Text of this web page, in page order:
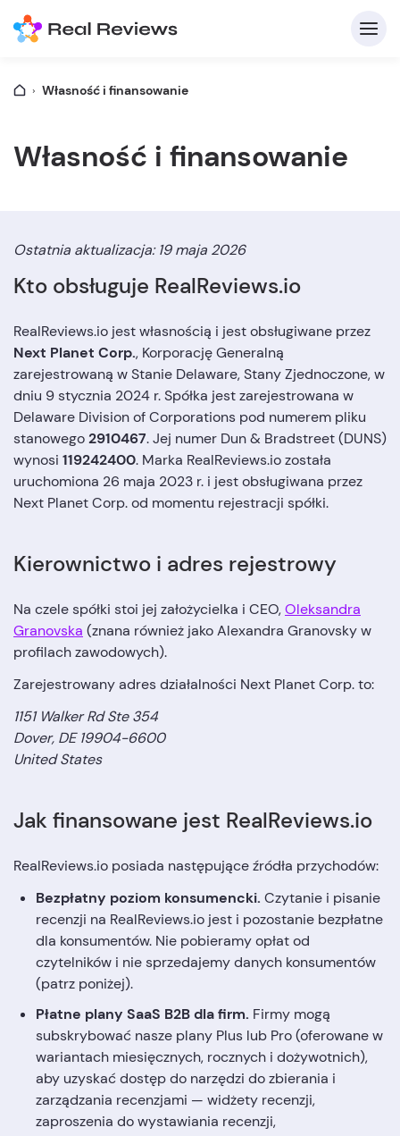
Własność i finansowanie
Własność i finansowanie
Ostatnia aktualizacja: 19 maja 2026
Kto obsługuje RealReviews.io
RealReviews.io jest własnością i jest obsługiwane przez
Next Planet Corp., Korporację Generalną
zarejestrowaną w Stanie Delaware, Stany Zjednoczone, w
dniu 9 stycznia 2024 r. Spółka jest zarejestrowana w
Delaware Division of Corporations pod numerem pliku
stanowego2910467. Jej numer Dun & Bradstreet (DUNS)
wynosi 119242400. Marka RealReviews.io została
uruchomiona 26 maja 2023 r. i jest obsługiwana przez
Next Planet Corp. od momentu rejestracji spółki.
Kierownictwo i adres rejestrowy
Na czele spółki stoi jej założycielka i CEO,Oleksandra
Granovska (znana również jako Alexandra Granovsky w
profilach zawodowych).
Zarejestrowany adres działalności Next Planet Corp. to:
1151 Walker Rd Ste 354
Dover, DE 19904-6600
United States
Jak finansowane jest RealReviews.io
RealReviews.io posiada następujące źródła przychodów:
Bezpłatny poziom konsumencki. Czytanie i pisanie
recenzji na RealReviews.io jest i pozostanie bezpłatne
dla konsumentów. Nie pobieramy opłat od
czytelników i nie sprzedajemy danych konsumentów
(patrz poniżej).
Płatne plany SaaS B2B dla firm. Firmy mogą
subskrybować nasze plany Plus lub Pro (oferowane w
wariantach miesięcznych, rocznych i dożywotnich),
aby uzyskać dostęp do narzędzi do zbierania i
zarządzania recenzjami — widżety recenzji,
zaproszenia do wystawiania recenzji,